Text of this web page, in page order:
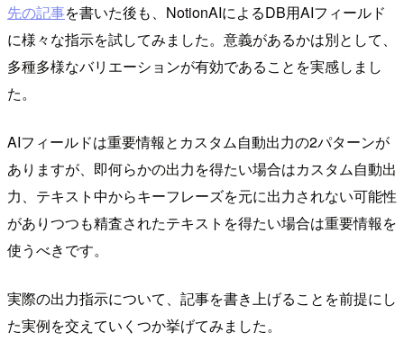
先の記事を書いた後も、NotionAIによるDB用AIフィールド
に様々な指示を試してみました。意義があるかは別として、
多種多様なバリエーションが有効であることを実感しまし
た。
AIフィールドは重要情報とカスタム自動出力の2パターンが
ありますが、即何らかの出力を得たい場合はカスタム自動出
力、テキスト中からキーフレーズを元に出力されない可能性
がありつつも精査されたテキストを得たい場合は重要情報を
使うべきです。
実際の出力指示について、記事を書き上げることを前提にし
た実例を交えていくつか挙げてみました。